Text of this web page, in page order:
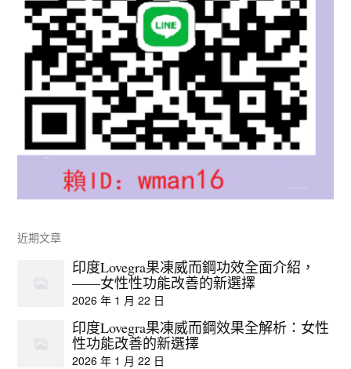
近期文章
印度Lovegra果凍威而鋼功效全面介紹，
——女性性功能改善的新選擇
2026 年 1 月 22 日
印度Lovegra果凍威而鋼效果全解析：女性
性功能改善的新選擇
2026 年 1 月 22 日